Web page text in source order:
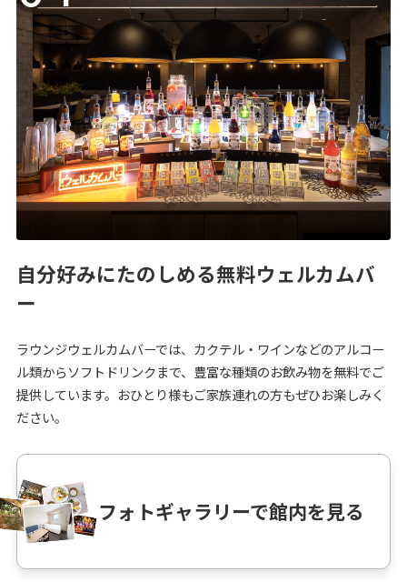
自分好みにたのしめる無料ウェルカムバ
ー
ラウンジウェルカムバーでは、カクテル・ワインなどのアルコー
ル類からソフトドリンクまで、豊富な種類のお飲み物を無料でご
提供しています。おひとり様もご家族連れの方もぜひお楽しみく
ださい。
フォトギャラリーで館内を見る